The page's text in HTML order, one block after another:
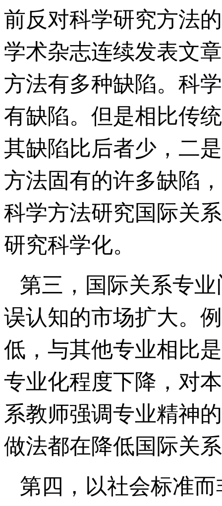
前反对科学研究方法
学术杂志连续发表文
方法有多种缺陷。科
有缺陷。但是相比传
其缺陷比后者少，二
方法固有的许多缺陷
科学方法研究国际关
研究科学化。
第三，国际关系专
误认知的市场扩大。
低，与其他专业相比
专业化程度下降，对
系教师强调专业精神
做法都在降低国际关
第四，以社会标准